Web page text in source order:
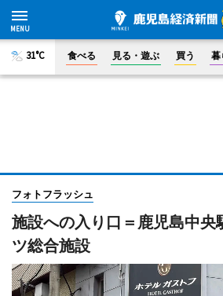
31°C 食べる 見る・遊ぶ 買う 暮
フォトフラッシュ
施設への入り口＝鹿児島中央
ツ総合施設